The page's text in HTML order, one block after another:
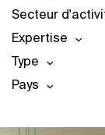
Secteur
Expertise
Type
Pays